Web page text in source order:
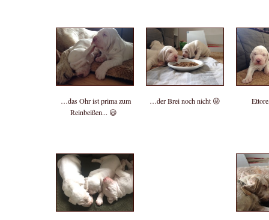
…das Ohr ist prima zum
Reinbeißen... 😃
…der Brei noch nicht 😜